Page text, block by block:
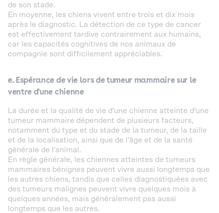
de son stade.
En moyenne, les chiens vivent entre trois et dix mois
après le diagnostic. La détection de ce type de cancer
est effectivement tardive contrairement aux humains,
car les capacités cognitives de nos animaux de
compagnie sont difficilement appréciables.
e. Espérance de vie lors de tumeur mammaire sur le
ventre d'une chienne
La durée et la qualité de vie d'une chienne atteinte d'une
tumeur mammaire dépendent de plusieurs facteurs,
notamment du type et du stade de la tumeur, de la taille
et de la localisation, ainsi que de l'âge et de la santé
générale de l'animal.
En règle générale, les chiennes atteintes de tumeurs
mammaires bénignes peuvent vivre aussi longtemps que
les autres chiens, tandis que celles diagnostiquées avec
des tumeurs malignes peuvent vivre quelques mois à
quelques années, mais généralement pas aussi
longtemps que les autres.